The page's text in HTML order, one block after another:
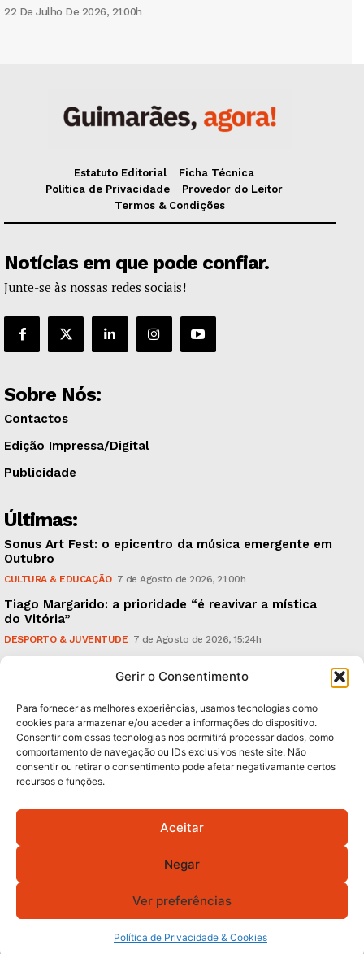
Gerir o Consentimento
Para fornecer as melhores experiências, usamos tecnologias como
cookies para armazenar e/ou aceder a informações do dispositivo.
Consentir com essas tecnologias nos permitirá processar dados, como
comportamento de navegação ou IDs exclusivos neste site. Não
consentir ou retirar o consentimento pode afetar negativamante certos
recursos e funções.
Aceitar
Negar
Ver preferências
Política de Privacidade & Cookies
22 De Julho De 2026, 21:00h
Estatuto Editorial
Ficha Técnica
Política de Privacidade
Provedor do Leitor
Termos & Condições
Notícias em que pode confiar.
Junte-se às nossas redes sociais!
Sobre Nós:
Contactos
Edição Impressa/Digital
Publicidade
Últimas:
Sonus Art Fest: o epicentro da música emergente em
Outubro
CULTURA & EDUCAÇÃO 7 de Agosto de 2026, 21:00h
Tiago Margarido: a prioridade “é reavivar a mística
do Vitória”
DESPORTO & JUVENTUDE 7 de Agosto de 2026, 15:24h
caudais e antecipa situações de risco
Subscreva Newsletter:
QUERO ADERIR
Política de Privacidade
© 2026 GA! Todos os direitos reservados.